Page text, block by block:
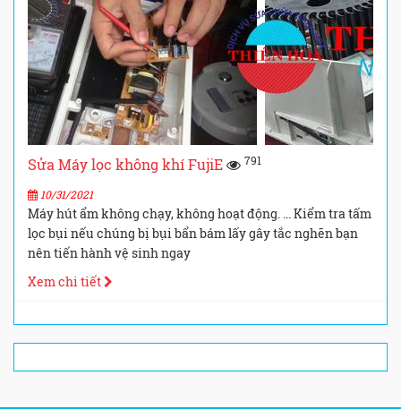
Sửa Máy lọc không khí FujiE 791
10/31/2021
Máy hút ẩm không chạy, không hoạt động. ... Kiểm tra tấm
lọc bụi nếu chúng bị bụi bẩn bám lấy gây tắc nghẽn bạn
nên tiến hành vệ sinh ngay
Xem chi tiết